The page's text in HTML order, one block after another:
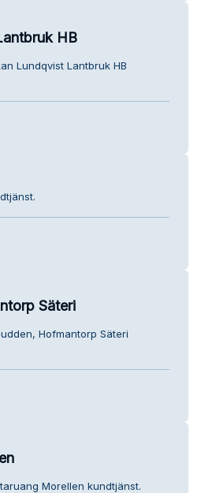
HB
Lundqvist Lantbruk HB
Säteri
Hofmantorp Säteri
Morellen kundtjänst.